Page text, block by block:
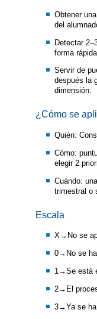
Obtener
del
Detectar
forma rápida.
Servir de
después la
dimensión.
¿Cómo se
Quién:
Cómo:
elegir 2
Cuándo:
trimestral o
Escala
X→No se
0→No se
1→Se está
2→El
3→Ya se